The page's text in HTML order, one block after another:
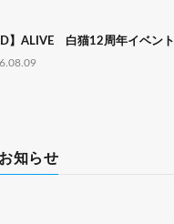
】ALIVE 白猫12周年イベント
知らせ